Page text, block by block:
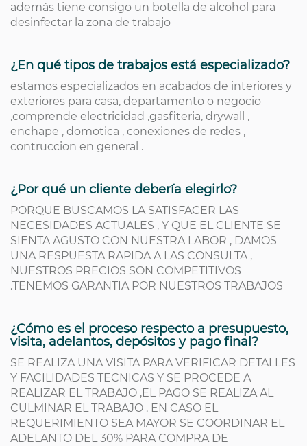
además tiene consigo un botella de alcohol para
desinfectar la zona de trabajo
¿En qué tipos de trabajos está especializado?
estamos especializados en acabados de interiores y
exteriores para casa, departamento o negocio
,comprende electricidad ,gasfiteria, drywall ,
enchape , domotica , conexiones de redes ,
contruccion en general .
¿Por qué un cliente debería elegirlo?
PORQUE BUSCAMOS LA SATISFACER LAS
NECESIDADES ACTUALES , Y QUE EL CLIENTE SE
SIENTA AGUSTO CON NUESTRA LABOR , DAMOS
UNA RESPUESTA RAPIDA A LAS CONSULTA ,
NUESTROS PRECIOS SON COMPETITIVOS
.TENEMOS GARANTIA POR NUESTROS TRABAJOS
¿Cómo es el proceso respecto a presupuesto,
visita, adelantos, depósitos y pago final?
SE REALIZA UNA VISITA PARA VERIFICAR DETALLES
Y FACILIDADES TECNICAS Y SE PROCEDE A
REALIZAR EL TRABAJO ,EL PAGO SE REALIZA AL
CULMINAR EL TRABAJO . EN CASO EL
REQUERIMIENTO SEA MAYOR SE COORDINAR EL
ADELANTO DEL 30% PARA COMPRA DE